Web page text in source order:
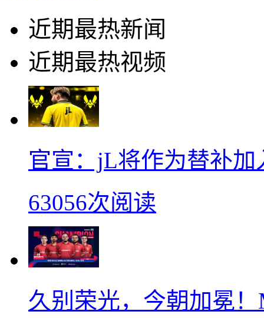
近期最热新闻
近期最热视频
官宣：jL将作为替补加
63056次阅读
久别荣光，今朝加冕